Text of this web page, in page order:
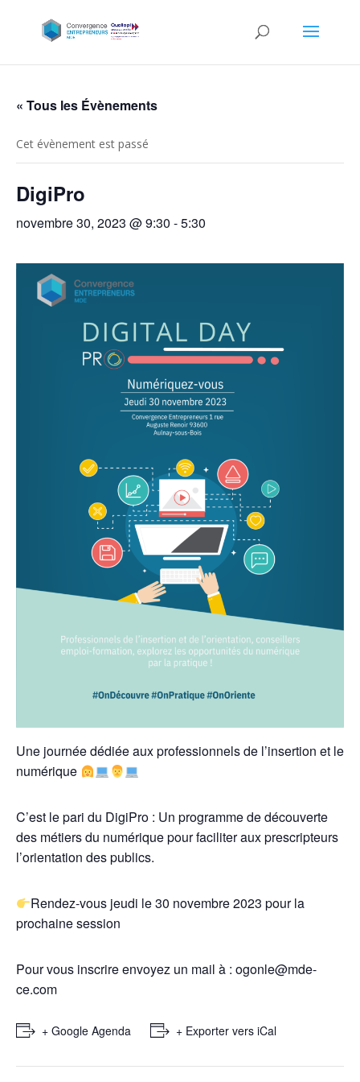
« Tous les Évènements
Cet évènement est passé
DigiPro
novembre 30, 2023 @ 9:30 -5:30
Une journée dédiée aux professionnels de l’insertion et le
numérique
C’est le pari du DigiPro : Un programme de découverte
des métiers du numérique pour faciliter aux prescripteurs
l’orientation des publics.
Rendez-vous jeudi le 30 novembre 2023 pour la
prochaine session
Pour vous inscrire envoyez un mail à : ogonle@mde-
ce.com
+ Google Agenda + Exporter vers iCal